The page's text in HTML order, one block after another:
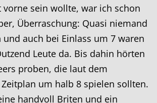
sein wollte, war ich schon
Überraschung: Quasi niemand
auch bei Einlass um 7 waren
Leute da. Bis dahin hörten
proben, die laut dem
um halb 8 spielen sollten.
handvoll Briten und ein